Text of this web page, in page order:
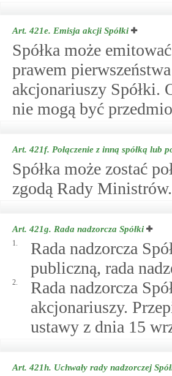
Art. 421e. Emisja akcji Spółki
Spółka może
prawem
akcjonariuszy Spółki.
nie mogą być
Art. 421f. Połączenie z inną spółką lub
Spółka może zostać
zgodą Rady Ministrów.
Art. 421g. Rada nadzorcza Spółki
1.
Rada nadzorcza
publiczną, rada
2.
Rada nadzorcza
akcjonariuszy.
ustawy z dnia 15
Art. 421h. Uchwały rady nadzorczej